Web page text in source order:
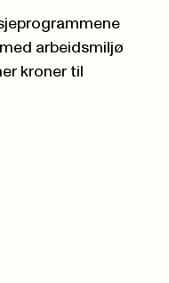
arbeidsmiljø
kroner til